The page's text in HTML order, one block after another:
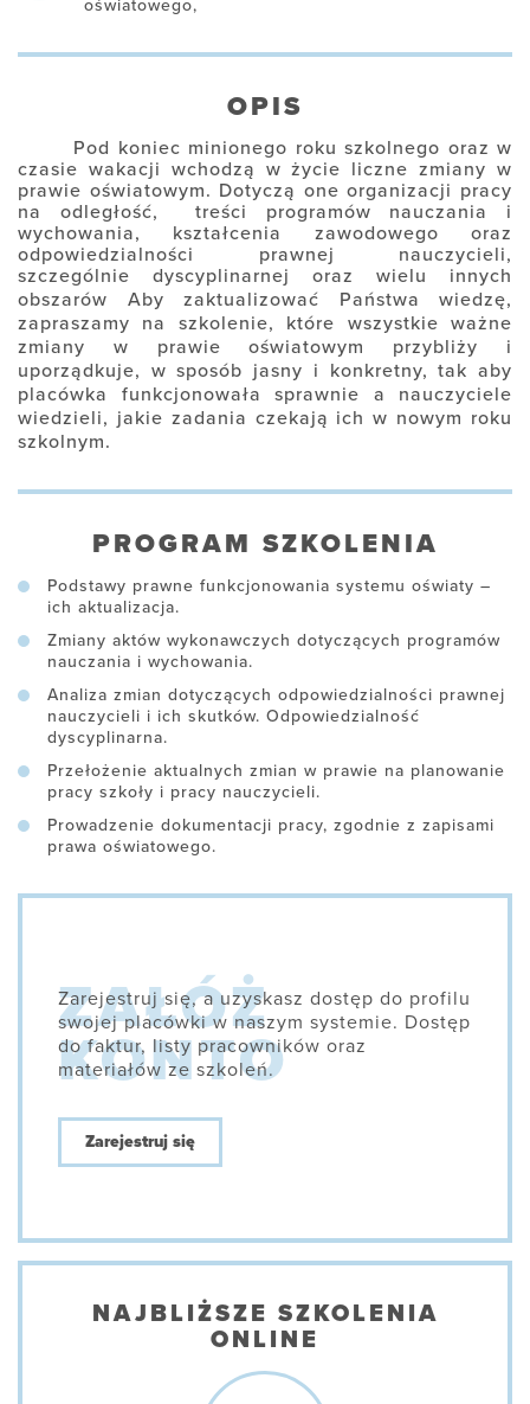
oświatowego,
OPIS
Pod koniec minionego roku szkolnego oraz w
czasie wakacji wchodzą w życie liczne zmiany w
prawie oświatowym. Dotyczą one organizacji pracy
na odległość,
treści programów nauczania i
wychowania, kształcenia zawodowego oraz
odpowiedzialności prawnej nauczycieli,
szczególnie dyscyplinarnej oraz wielu innych
obszarów Aby zaktualizować Państwa wiedzę,
zapraszamy na szkolenie, które wszystkie ważne
zmiany w prawie oświatowym przybliży i
uporządkuje, w sposób jasny i konkretny, tak aby
placówka funkcjonowała sprawnie a nauczyciele
wiedzieli, jakie zadania czekają ich w nowym roku
szkolnym.
PROGRAM SZKOLENIA
Podstawy prawne funkcjonowania systemu oświaty –
ich aktualizacja.
Zmiany aktów wykonawczych dotyczących programów
nauczania i wychowania.
Analiza zmian dotyczących odpowiedzialności prawnej
nauczycieli i ich skutków. Odpowiedzialność
dyscyplinarna.
Przełożenie aktualnych zmian w prawie na planowanie
pracy szkoły i pracy nauczycieli.
Prowadzenie dokumentacji pracy, zgodnie z zapisami
prawa oświatowego.
Zarejestruj się, a uzyskasz dostęp do profilu
swojej placówki w naszym systemie. Dostęp
do faktur, listy pracowników oraz
materiałów ze szkoleń.
Zarejestruj się
NAJBLIŻSZE SZKOLENIA
ONLINE